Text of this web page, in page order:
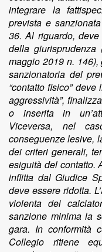
integrare la
prevista e
36. Al riguardo,
della giurisprudenza
maggio 2019 n. 146),
sanzionatoria del
“contatto fisico”
aggressività”,
o inserita in
Viceversa, nel
conseguenze lesive,
dei criteri generali,
esiguità del contatto.
inflitta dal Giudice
deve essere ridotta.
violenta dei
sanzione minima la
gara. In conformità
Collegio ritiene